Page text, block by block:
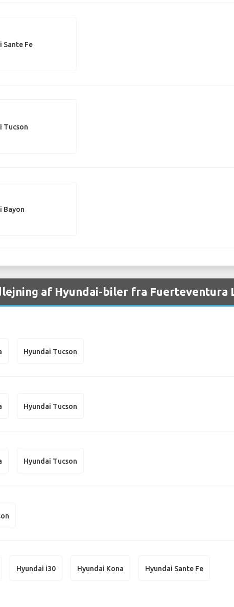
Sante Fe
Tucson
Bayon
af Hyundai-biler fra Fuerteventura
Hyundai Tucson
Hyundai Tucson
Hyundai Tucson
Hyundai i30 Hyundai Kona Hyundai Sante Fe